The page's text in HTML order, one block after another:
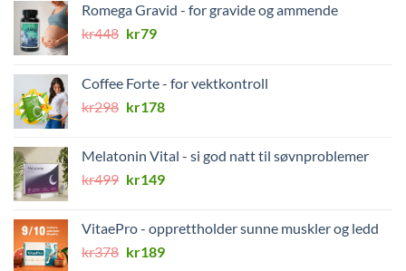
Romega Gravid - for gravide og ammende
kr448 Opprinnelig
kr448.
kr79Nåværende
kr79.
Coffee Forte - for vektkontroll
kr298 Opprinnelig
kr298.
kr178Nåværende
kr178.
Melatonin Vital - si god natt til søvnproblemer
kr499 Opprinnelig
kr499.
kr149Nåværende
kr149.
VitaePro - opprettholder sunne muskler og ledd
kr378 Opprinnelig
kr189Nåværende